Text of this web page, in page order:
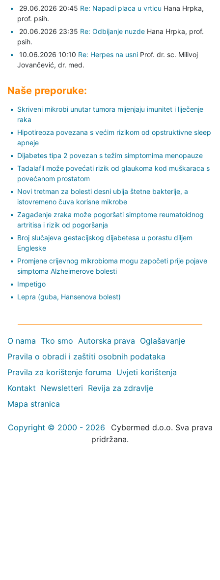
29.06.2026 20:45 Re: Napadi placa u vrticu Hana Hrpka,
prof. psih.
20.06.2026 23:35 Re: Odbijanje nuzde Hana Hrpka, prof.
psih.
10.06.2026 10:10 Re: Herpes na usni Prof. dr. sc. Milivoj
Jovančević, dr. med.
Naše preporuke:
Skriveni mikrobi unutar tumora mijenjaju imunitet i liječenje
raka
Hipotireoza povezana s većim rizikom od opstruktivne sleep
apneje
Dijabetes tipa 2 povezan s težim simptomima menopauze
Tadalafil može povećati rizik od glaukoma kod muškaraca s
povećanom prostatom
Novi tretman za bolesti desni ubija štetne bakterije, a
istovremeno čuva korisne mikrobe
Zagađenje zraka može pogoršati simptome reumatoidnog
artritisa i rizik od pogoršanja
Broj slučajeva gestacijskog dijabetesa u porastu diljem
Engleske
Promjene crijevnog mikrobioma mogu započeti prije pojave
simptoma Alzheimerove bolesti
Impetigo
Lepra (guba, Hansenova bolest)
O nama Tko smo Autorska prava Oglašavanje
Pravila o obradi i zaštiti osobnih podataka
Pravila za korištenje foruma Uvjeti korištenja
Kontakt Newsletteri Revija za zdravlje
Mapa stranica
Copyright © 2000 - 2026
Cybermed d.o.o. Sva prava
pridržana.